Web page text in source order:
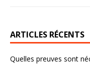
ARTICLES RÉCENTS
Quelles preuves sont